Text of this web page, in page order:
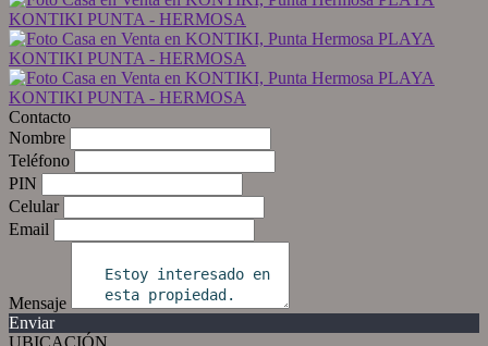
Contacto
Nombre
Teléfono
PIN
Celular
Email
Mensaje
Enviar
UBICACIÓN